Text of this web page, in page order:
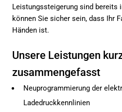
Leistungssteigerung sind bereits
können Sie sicher sein, dass Ihr
Händen ist.
Unsere Leistungen
zusammengefasst
Neuprogrammierung der
Ladedruckkennlinien